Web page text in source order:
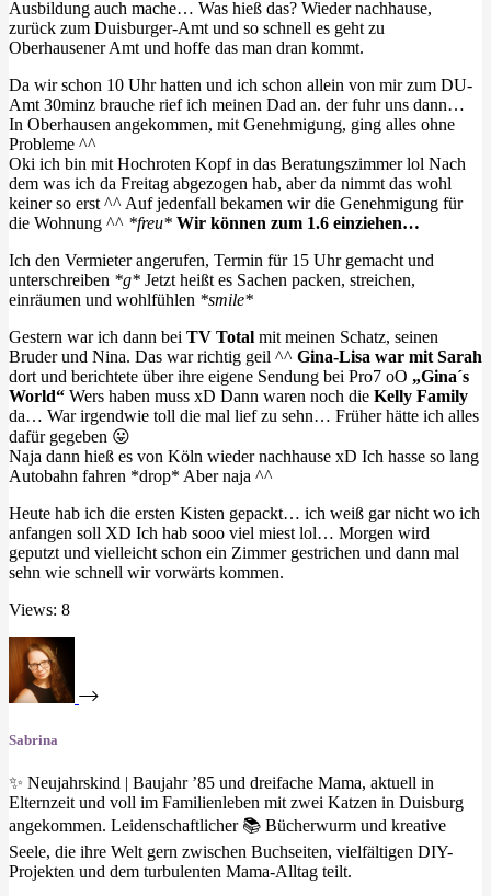
Ausbildung auch mache… Was hieß das? Wieder nachhause,
zurück zum Duisburger-Amt und so schnell es geht zu
Oberhausener Amt und hoffe das man dran kommt.
Da wir schon 10 Uhr hatten und ich schon allein von mir zum DU-
Amt 30minz brauche rief ich meinen Dad an. der fuhr uns dann…
In Oberhausen angekommen, mit Genehmigung, ging alles ohne
Probleme ^^
Oki ich bin mit Hochroten Kopf in das Beratungszimmer lol Nach
dem was ich da Freitag abgezogen hab, aber da nimmt das wohl
keiner so erst ^^ Auf jedenfall bekamen wir die Genehmigung für
die Wohnung ^^ *freu* Wir können zum 1.6 einziehen…
Ich den Vermieter angerufen, Termin für 15 Uhr gemacht und
unterschreiben *g* Jetzt heißt es Sachen packen, streichen,
einräumen und wohlfühlen *smile*
Gestern war ich dann bei TV Total mit meinen Schatz, seinen
Bruder und Nina. Das war richtig geil ^^ Gina-Lisa war mit Sarah
dort und berichtete über ihre eigene Sendung bei Pro7 oO „Gina´s
World“ Wers haben muss xD Dann waren noch die Kelly Family
da… War irgendwie toll die mal lief zu sehn… Früher hätte ich alles
dafür gegeben 😛
Naja dann hieß es von Köln wieder nachhause xD Ich hasse so lang
Autobahn fahren *drop* Aber naja ^^
Heute hab ich die ersten Kisten gepackt… ich weiß gar nicht wo ich
anfangen soll XD Ich hab sooo viel miest lol… Morgen wird
geputzt und vielleicht schon ein Zimmer gestrichen und dann mal
sehn wie schnell wir vorwärts kommen.
Views: 8
Sabrina
✨ Neujahrskind | Baujahr ’85 und dreifache Mama, aktuell in
Elternzeit und voll im Familienleben mit zwei Katzen in Duisburg
angekommen. Leidenschaftlicher 📚 Bücherwurm und kreative
Seele, die ihre Welt gern zwischen Buchseiten, vielfältigen DIY-
Projekten und dem turbulenten Mama-Alltag teilt.